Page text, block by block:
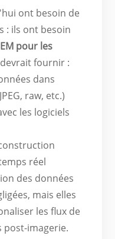
ont besoin de
: ils ont besoin
pour les
devrait fournir :
dans
raw, etc.)
les logiciels
réel
des données
mais elles
les flux de
post-imagerie.